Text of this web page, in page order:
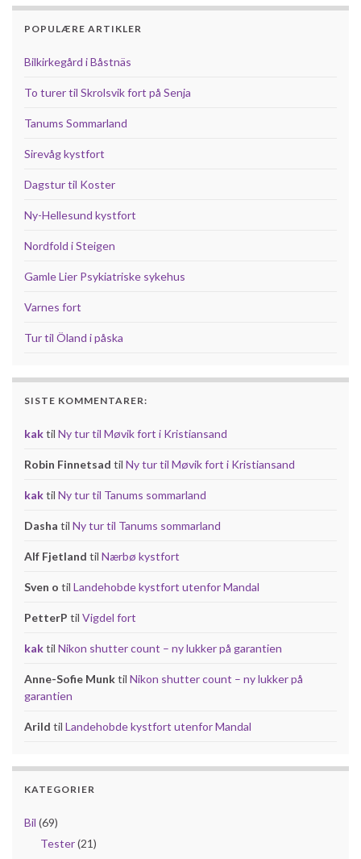
POPULÆRE ARTIKLER
Bilkirkegård i Båstnäs
To turer til Skrolsvik fort på Senja
Tanums Sommarland
Sirevåg kystfort
Dagstur til Koster
Ny-Hellesund kystfort
Nordfold i Steigen
Gamle Lier Psykiatriske sykehus
Varnes fort
Tur til Öland i påska
SISTE KOMMENTARER:
kaktil Ny tur til Møvik fort i Kristiansand
Robin Finnetsad til Ny tur til Møvik fort i Kristiansand
kaktil Ny tur til Tanums sommarland
Dasha til Ny tur til Tanums sommarland
Alf Fjetland til Nærbø kystfort
Sven o til Landehobde kystfort utenfor Mandal
PetterP til Vigdel fort
kaktil Nikon shutter count – ny lukker på garantien
Anne-Sofie Munktil Nikon shutter count – ny lukker på
garantien
Arild til Landehobde kystfort utenfor Mandal
KATEGORIER
Bil (69)
Tester(21)